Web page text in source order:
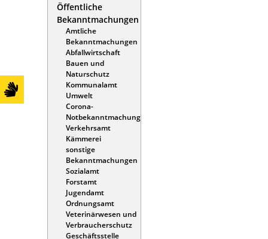
Öffentliche
Bekanntmachungen
Amtliche
Bekanntmachungen
Abfallwirtschaft
Bauen und
Naturschutz
Kommunalamt
Umwelt
Corona-
Notbekanntmachung
Verkehrsamt
Kämmerei
sonstige
Bekanntmachungen
Sozialamt
Forstamt
Jugendamt
Ordnungsamt
Veterinärwesen und
Verbraucherschutz
Geschäftsstelle